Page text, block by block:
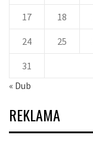
17 18
24 25
31
« Dub
REKLAMA